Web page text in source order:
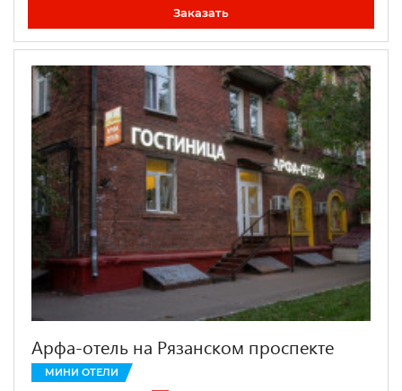
Заказать
Арфа-отель на Рязанском проспекте
МИНИ ОТЕЛИ